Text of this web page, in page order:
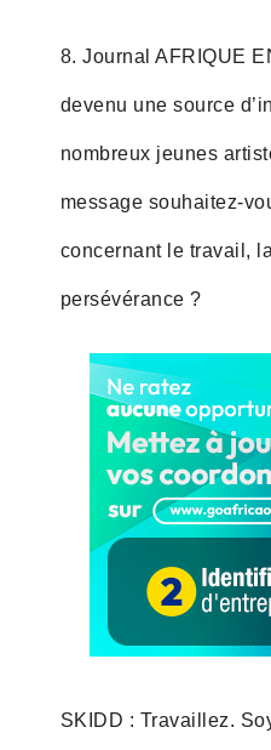
8. Journal AFRIQUE
devenu une source
nombreux jeunes
message souhaitez-
concernant le travail,
persévérance ?
SKIDD : Travaillez.